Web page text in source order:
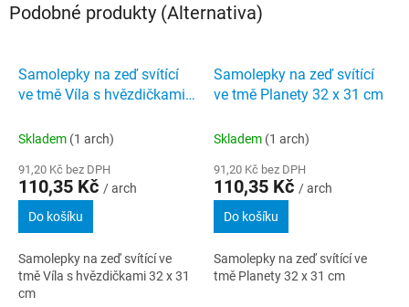
Podobné produkty (Alternativa)
Samolepky na zeď svítící
ve tmě Víla s hvězdičkami
Skladem (1 arch)
91,20 Kč bez DPH
110,35 Kč / arch
Do košíku
Samolepky na zeď svítící ve
tmě Víla s hvězdičkami 32 x 31
cm
Samolepky na zeď svítící
ve tmě Planety 32 x 31 cm
Skladem (1 arch)
91,20 Kč bez DPH
110,35 Kč / arch
Do košíku
Samolepky na zeď svítící ve
tmě Planety 32 x 31 cm